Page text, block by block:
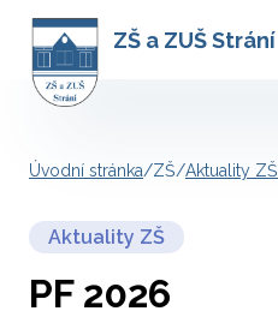
ZŠ a ZUŠ Strání
Úvodní stránka/ZŠ/Aktuality ZŠ
Aktuality ZŠ
PF 2026